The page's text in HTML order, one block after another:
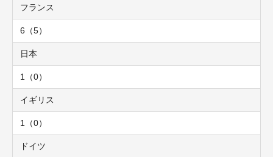
フランス
6（5）
日本
1（0）
イギリス
1（0）
ドイツ